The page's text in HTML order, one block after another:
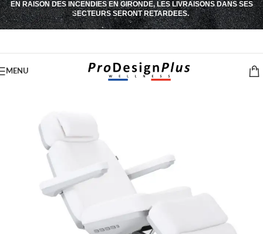
Passer à la navigation
Passer au contenu principal
EN RAISON DES INCENDIES EN GIRONDE, LES LIVRAISONS DANS SES
SECTEURS SERONT RETARDEES.
MENU